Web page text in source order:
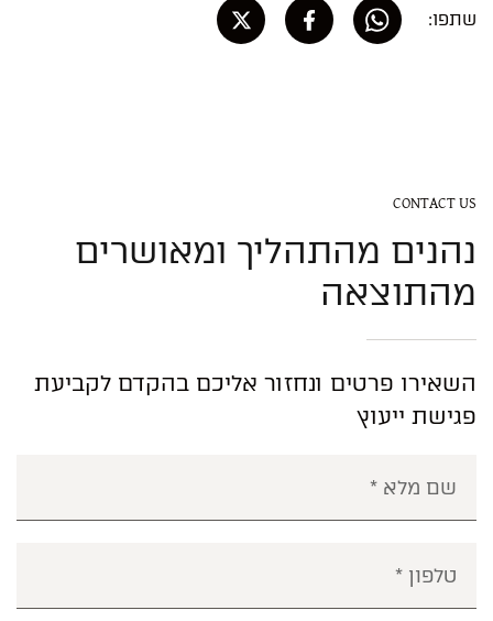
שתפו:
CONTACT US
נהנים מהתהליך ומאושרים
מהתוצאה
השאירו פרטים ונחזור אליכם בהקדם לקביעת
פגישת ייעוץ